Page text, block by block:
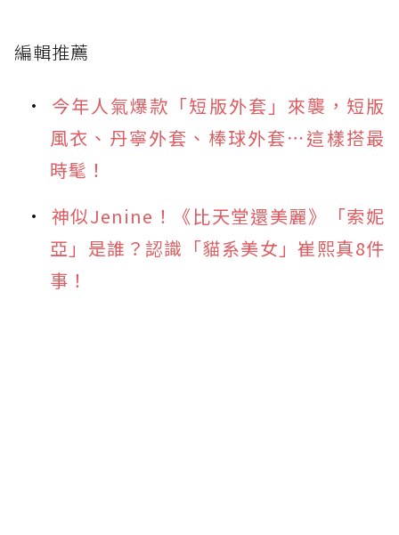
編輯推薦
今年人氣爆款「短版外套」來襲，短版
風衣、丹寧外套、棒球外套⋯這樣搭最
時髦！
神似Jenine！《比天堂還美麗》「索妮
亞」是誰？認識「貓系美女」崔熙真8件
事！